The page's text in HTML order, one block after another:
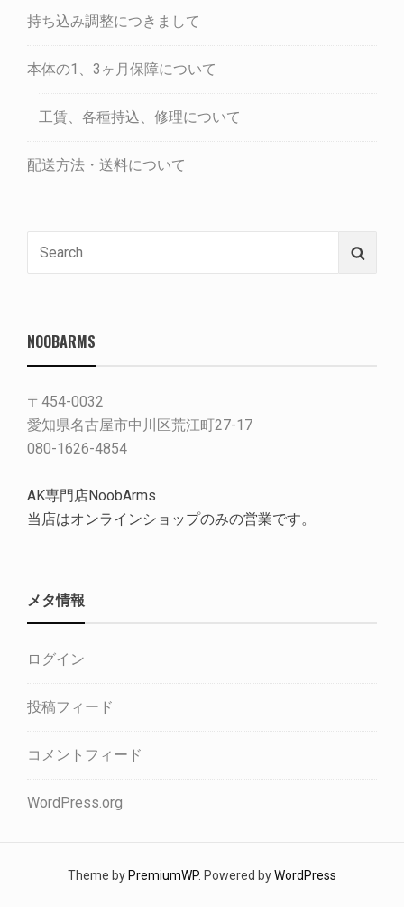
持ち込み調整につきまして
本体の1、3ヶ月保障について
工賃、各種持込、修理について
配送方法・送料について
NOOBARMS
〒454-0032
愛知県名古屋市中川区荒江町27-17
080-1626-4854
AK専門店NoobArms
当店はオンラインショップのみの営業です。
メタ情報
ログイン
投稿フィード
コメントフィード
WordPress.org
Theme by PremiumWP. Powered byWordPress